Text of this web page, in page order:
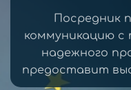
Посредник
коммуникацию
надежного
предоставит